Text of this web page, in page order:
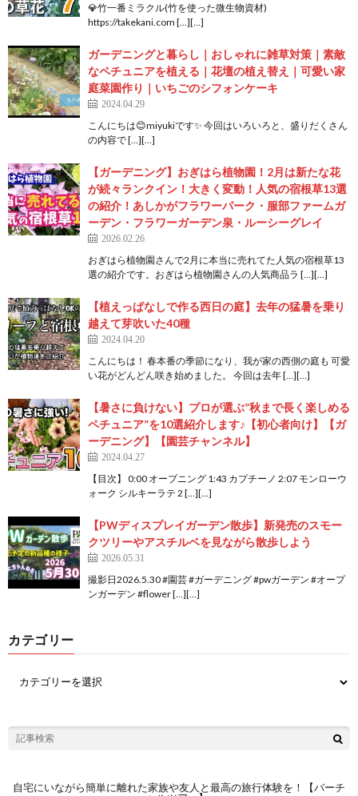
💎竹一番ミラクル(竹を使った微生物資材)
https://takekani.com […][…]
ガーデニングと暮らし｜おしゃれに雑草対策｜素敵
なペチュニアを植える｜花壇の植え替え｜可愛い家
庭菜園作り｜いちごのシフォンケーキ
2024.04.29
こんにちは😊miyukiです✨ 今回はいろいろと、盛りだくさん
の内容で […][…]
【ガーデニング】おぎはら植物園！2月は新たな花
が続々ランクイン！大きく変動！人気の宿根草13選
の紹介！あしかがフラワーパーク・服部ファームガ
ーデン・フラワーガーデン泉・ルーシーグレイ
2026.02.26
おぎはら植物園さんで2月に本当に売れてた人気の宿根草13
選の紹介です。おぎはら植物園さんの人気商品ラ […][…]
【植えっぱなしで作る西日の庭】去年の猛暑を乗り
越えて芽吹いた40種
2024.04.20
こんにちは！ 春本番の季節になり、我が家の西側の庭も 可愛
い花がどんどん咲き始めました。 今回は去年 […][…]
【暑さに負けない】プロが選ぶ”秋まで長く楽しめる
ペチュニア”を10選紹介します♪【初心者向け】【ガ
ーデニング】【園芸チャンネル】
2024.04.27
【目次】 0:00 オープニング 1:43 カプチーノ 2:07 モンローウ
ォーク シルキーラテ 2 […][…]
【PWディスプレイガーデン散歩】新発売のスモー
クツリーやアスチルベを見ながら散歩しよう
2026.05.31
撮影日2026.5.30 #園芸 #ガーデニング #pwガーデン #オープ
ンガーデン #flower […][…]
カテゴリー
自宅にいながら簡単に離れた家族や友人と最高の旅行体験を！【バーチ